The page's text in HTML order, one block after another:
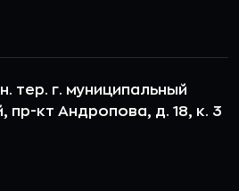
тер. г. муниципальный
пр-кт Андропова, д. 18, к. 3